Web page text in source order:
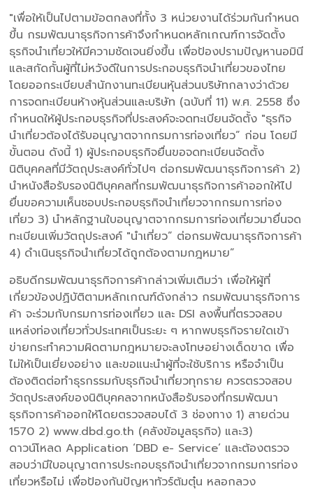
"เพื่อให้เป็นไปตามข้อตกลงที่ทั้ง 3 หน่วยงานได้ร่วมกันกำหนด
ขึ้น กรมพัฒนาธุรกิจการค้าจึงกำหนดหลักเกณฑ์การจัดตั้ง
ธุรกิจนำเที่ยวให้มีความชัดเจนยิ่งขึ้น เพื่อป้องปรามปัญหานอมินี
และสกัดกั้นผู้ที่ไม่หวังดีในการประกอบธุรกิจนำเที่ยวของไทย
โดยออกระเบียบสำนักงานทะเบียนหุ้นส่วนบริษัทกลางว่าด้วย
การจดทะเบียนห้างหุ้นส่วนและบริษัท (ฉบับที่ 11) พ.ศ. 2558 ซึ่ง
กำหนดให้ผู้ประกอบธุรกิจที่ประสงค์จะจดทะเบียนจัดตั้ง "ธุรกิจ
นำเที่ยวต้องได้รับอนุญาตจากกรมการท่องเที่ยว” ก่อน โดยมี
ขั้นตอน ดังนี้ 1) ผู้ประกอบธุรกิจยื่นขอจดทะเบียนจัดตั้ง
นิติบุคคลที่มีวัตถุประสงค์ทั่วไปๆ ต่อกรมพัฒนาธุรกิจการค้า 2)
นำหนังสือรับรองนิติบุคคลที่กรมพัฒนาธุรกิจการค้าออกให้ไป
ยื่นขอความเห็นชอบประกอบธุรกิจนำเที่ยวจากกรมการท่อง
เที่ยว 3) นำหลักฐานใบอนุญาตจากกรมการท่องเที่ยวมายื่นจด
ทะเบียนเพิ่มวัตถุประสงค์ "นำเที่ยว” ต่อกรมพัฒนาธุรกิจการค้า
4) ดำเนินธุรกิจนำเที่ยวได้ถูกต้องตามกฎหมาย”
อธิบดีกรมพัฒนาธุรกิจการค้ากล่าวเพิ่มเติมว่า เพื่อให้ผู้ที่
เกี่ยวข้องปฏิบัติตามหลักเกณฑ์ดังกล่าว กรมพัฒนาธุรกิจการ
ค้า จะร่วมกับกรมการท่องเที่ยว และ DSI ลงพื้นที่ตรวจสอบ
แหล่งท่องเที่ยวทั่วประเทศเป็นระยะ ๆ หากพบธุรกิจรายใดเข้า
ข่ายกระทำความผิดตามกฎหมายจะลงโทษอย่างเด็ดขาด เพื่อ
ไม่ให้เป็นเยี่ยงอย่าง และขอแนะนำผู้ที่จะใช้บริการ หรือจำเป็น
ต้องติดต่อทำธุรกรรมกับธุรกิจนำเที่ยวทุกราย ควรตรวจสอบ
วัตถุประสงค์ของนิติบุคคลจากหนังสือรับรองที่กรมพัฒนา
ธุรกิจการค้าออกให้โดยตรวจสอบได้ 3 ช่องทาง 1) สายด่วน
1570 2) www.dbd.go.th (คลังข้อมูลธุรกิจ) และ3)
ดาวน์โหลด Application ‘DBD e- Service’ และต้องตรวจ
สอบว่ามีใบอนุญาตการประกอบธุรกิจนำเที่ยวจากกรมการท่อง
เที่ยวหรือไม่ เพื่อป้องกันปัญหาทัวร์ต้มตุ๋น หลอกลวง